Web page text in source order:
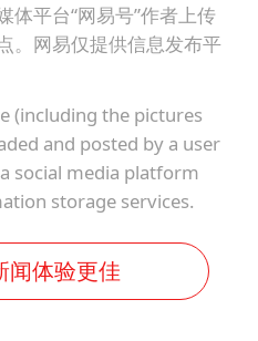
体平台“网易号”作者上传
。网易仅提供信息发布平
(including the pictures
and posted by a user
social media platform
storage services.
闻体验更佳